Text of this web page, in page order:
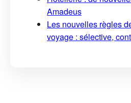
Amadeus
Les nouvelles règles
voyage : sélective,